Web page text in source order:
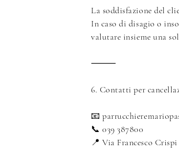
La soddisfazione del
In caso di disagio o
valutare insieme una
⸻
6. Contatti per
📧
📞 039 387800
📍 Via Francesco